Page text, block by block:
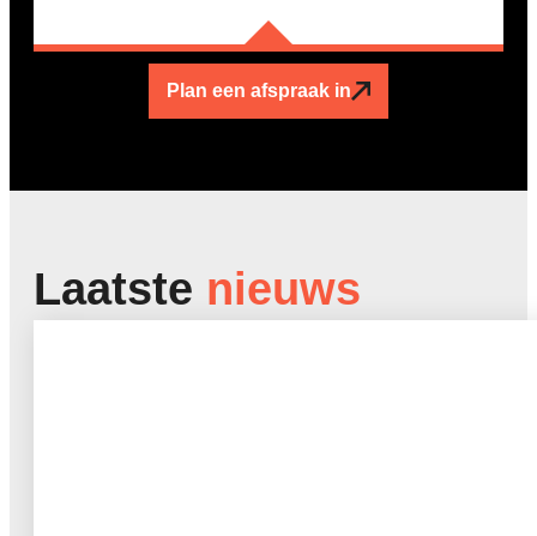
Plan een afspraak in
Laatste nieuws